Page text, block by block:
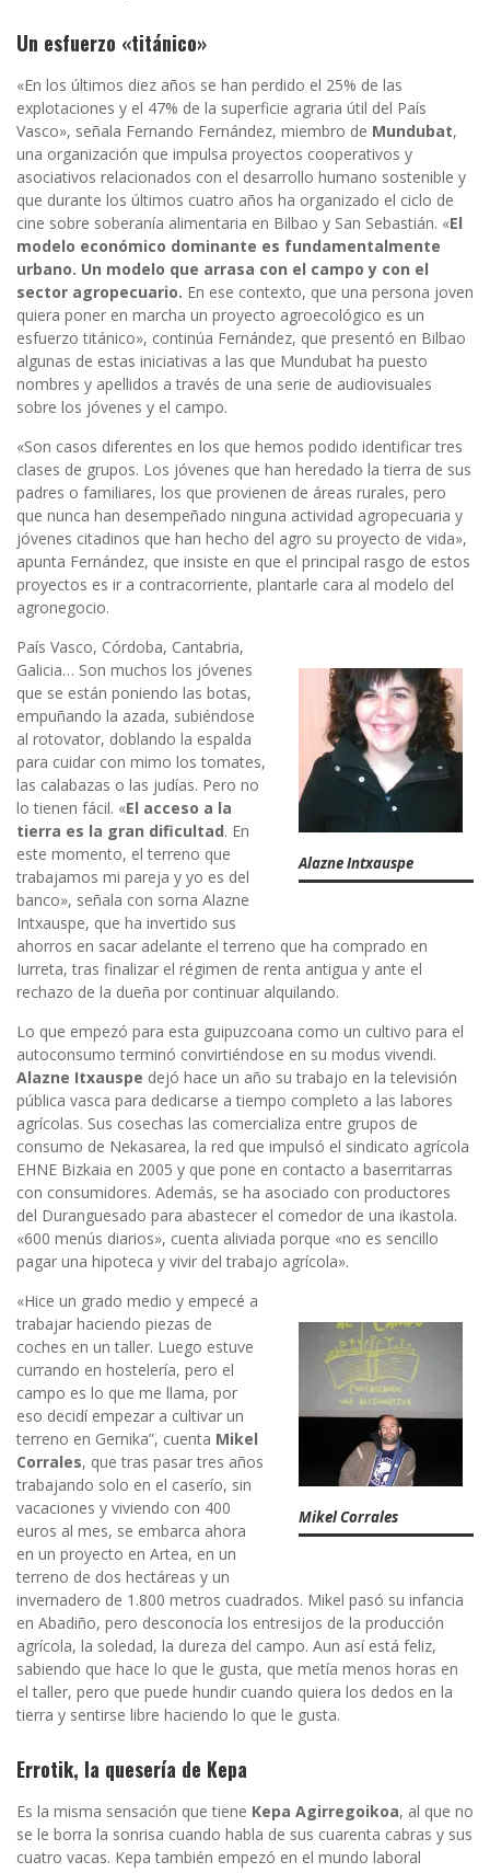
Un esfuerzo «titánico»
«En los últimos diez años se han perdido el 25% de las
explotaciones y el 47% de la superficie agraria útil del País
Vasco», señala Fernando Fernández, miembro de Mundubat,
una organización que impulsa proyectos cooperativos y
asociativos relacionados con el desarrollo humano sostenible y
que durante los últimos cuatro años ha organizado el ciclo de
cine sobre soberanía alimentaria en Bilbao y San Sebastián. «El
modelo económico dominante es fundamentalmente
urbano. Un modelo que arrasa con el campo y con el
sector agropecuario. En ese contexto, que una persona joven
quiera poner en marcha un proyecto agroecológico es un
esfuerzo titánico», continúa Fernández, que presentó en Bilbao
algunas de estas iniciativas a las que Mundubat ha puesto
nombres y apellidos a través de una serie de audiovisuales
sobre los jóvenes y el campo.
«Son casos diferentes en los que hemos podido identificar tres
clases de grupos. Los jóvenes que han heredado la tierra de sus
padres o familiares, los que provienen de áreas rurales, pero
que nunca han desempeñado ninguna actividad agropecuaria y
jóvenes citadinos que han hecho del agro su proyecto de vida»,
apunta Fernández, que insiste en que el principal rasgo de estos
proyectos es ir a contracorriente, plantarle cara al modelo del
agronegocio.
Alazne Intxauspe
País Vasco, Córdoba, Cantabria,
Galicia… Son muchos los jóvenes
que se están poniendo las botas,
empuñando la azada, subiéndose
al rotovator, doblando la espalda
para cuidar con mimo los tomates,
las calabazas o las judías. Pero no
lo tienen fácil. «El acceso a la
tierra es la gran dificultad. En
este momento, el terreno que
trabajamos mi pareja y yo es del
banco», señala con sorna Alazne
Intxauspe, que ha invertido sus
ahorros en sacar adelante el terreno que ha comprado en
Iurreta, tras finalizar el régimen de renta antigua y ante el
rechazo de la dueña por continuar alquilando.
Lo que empezó para esta guipuzcoana como un cultivo para el
autoconsumo terminó convirtiéndose en su modus vivendi.
Alazne Itxauspe dejó hace un año su trabajo en la televisión
pública vasca para dedicarse a tiempo completo a las labores
agrícolas. Sus cosechas las comercializa entre grupos de
consumo de Nekasarea, la red que impulsó el sindicato agrícola
EHNE Bizkaia en 2005 y que pone en contacto a baserritarras
con consumidores. Además, se ha asociado con productores
del Duranguesado para abastecer el comedor de una ikastola.
«600 menús diarios», cuenta aliviada porque «no es sencillo
pagar una hipoteca y vivir del trabajo agrícola».
Mikel Corrales
«Hice un grado medio y empecé a
trabajar haciendo piezas de
coches en un taller. Luego estuve
currando en hostelería, pero el
campo es lo que me llama, por
eso decidí empezar a cultivar un
terreno en Gernika”, cuenta Mikel
Corrales, que tras pasar tres años
trabajando solo en el caserío, sin
vacaciones y viviendo con 400
euros al mes, se embarca ahora
en un proyecto en Artea, en un
terreno de dos hectáreas y un
invernadero de 1.800 metros cuadrados. Mikel pasó su infancia
en Abadiño, pero desconocía los entresijos de la producción
agrícola, la soledad, la dureza del campo. Aun así está feliz,
sabiendo que hace lo que le gusta, que metía menos horas en
el taller, pero que puede hundir cuando quiera los dedos en la
tierra y sentirse libre haciendo lo que le gusta.
Errotik, la quesería de Kepa
Es la misma sensación que tiene Kepa Agirregoikoa, al que no
se le borra la sonrisa cuando habla de sus cuarenta cabras y sus
cuatro vacas. Kepa también empezó en el mundo laboral